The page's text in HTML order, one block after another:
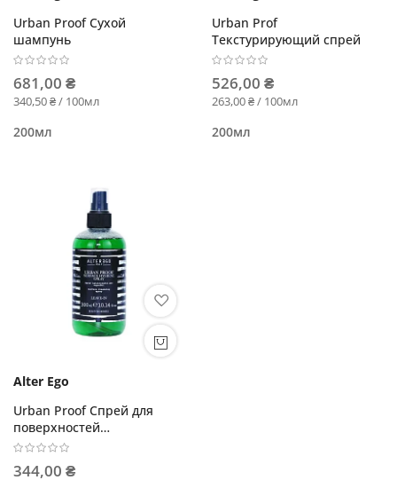
Urban Proof Сухой
шампунь
681,00 ₴
340,50 ₴ / 100мл
200мл
Urban Prof
Текстурирующий спрей
526,00 ₴
263,00 ₴ / 100мл
200мл
Alter Ego
Urban Proof Спрей для
поверхностей
дезинфицирующий
344,00 ₴